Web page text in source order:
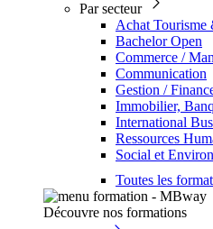
Par secteur
Achat Tourisme
Bachelor Open
Commerce /
Communication
Gestion /
Immobilier,
International
Ressources
Social et
Toutes les
Découvre nos formations